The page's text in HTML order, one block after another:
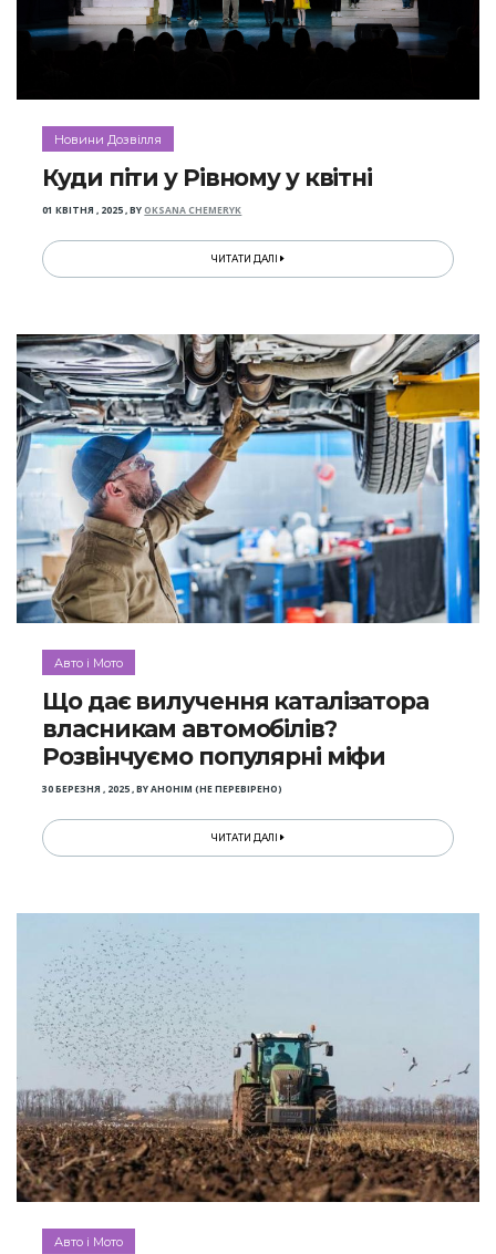
Новини Дозвілля
Куди піти у Рівному у квітні
01 КВІТНЯ , 2025,BYOKSANA CHEMERYK
ЧИТАТИ ДАЛІ
Авто і Мото
Що дає вилучення каталізатора
власникам автомобілів?
Розвінчуємо популярні міфи
30 БЕРЕЗНЯ , 2025,BYАНОНІМ (НЕ ПЕРЕВІРЕНО)
ЧИТАТИ ДАЛІ
Авто і Мото